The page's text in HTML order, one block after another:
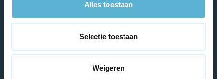
Alles toestaan
Selectie toestaan
Weigeren
Parkeerplaatsen/garages